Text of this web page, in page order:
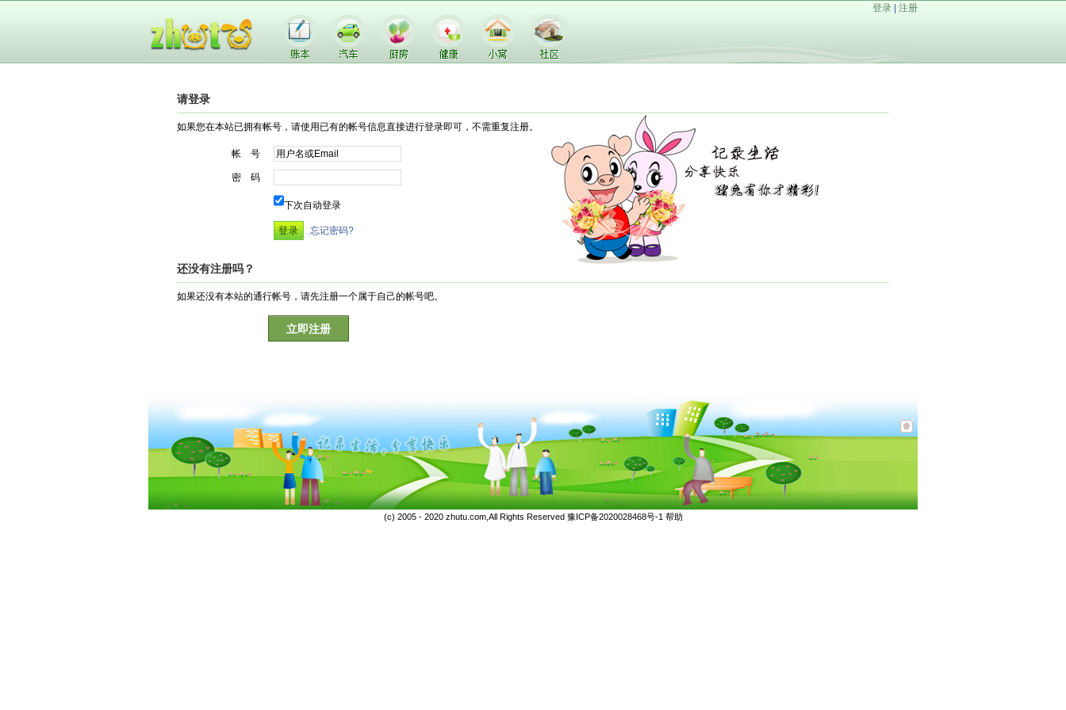
登录 注册
请登录
如果您在本站已拥有帐号，请使用已有的帐号信息直接进行登录即可，不需重复注册。
帐 号
密 码
下次自动登录
忘记密码?
还没有注册吗？
如果还没有本站的通行帐号，请先注册一个属于自己的帐号吧。
立即注册
(c) 2005 - 2020 zhutu.com,All Rights Reserved 豫ICP备2020028468号-1 帮助